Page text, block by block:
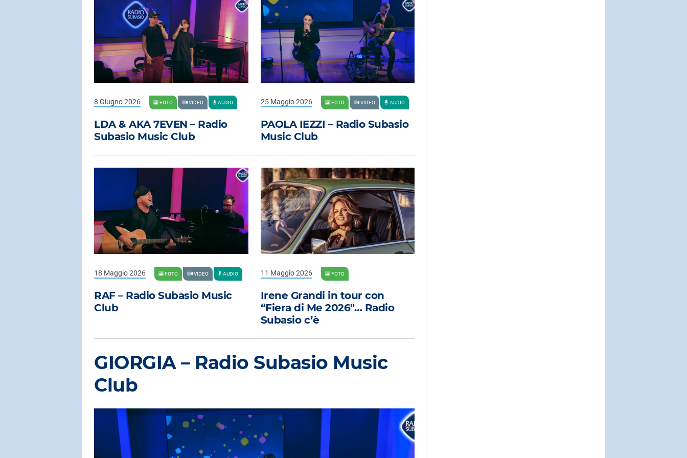
LDA & AKA 7EVEN – Radio
Subasio Music Club
8 Giugno 2026 FOTO VIDEO AUDIO
PAOLA IEZZI – Radio Subasio
Music Club
25 Maggio 2026 FOTO VIDEO AUDIO
RAF – Radio Subasio Music
Club
18 Maggio 2026 FOTO VIDEO AUDIO
Irene Grandi in tour con
“Fiera di Me 2026″… Radio
Subasio c’è
11 Maggio 2026 FOTO
GIORGIA – Radio Subasio Music
Club